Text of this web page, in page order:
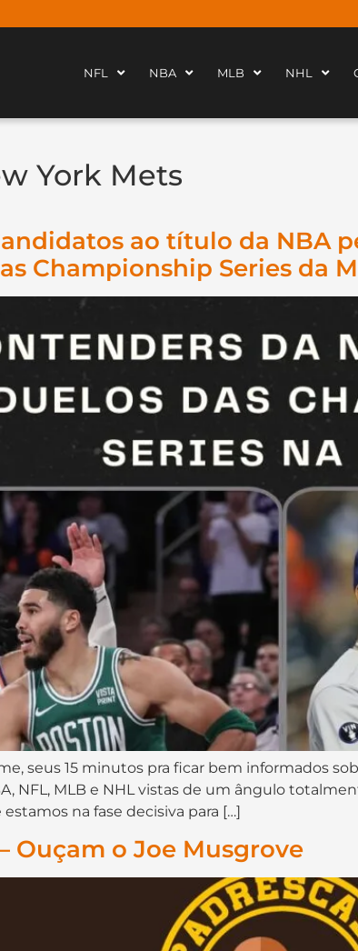
NFL NBA MLB NHL
York Mets
ao título da NBA
Championship Series da
seus 15 minutos pra ficar bem informados
NFL, MLB e NHL vistas de um ângulo
na fase decisiva para […]
Ouçam o Joe Musgrove